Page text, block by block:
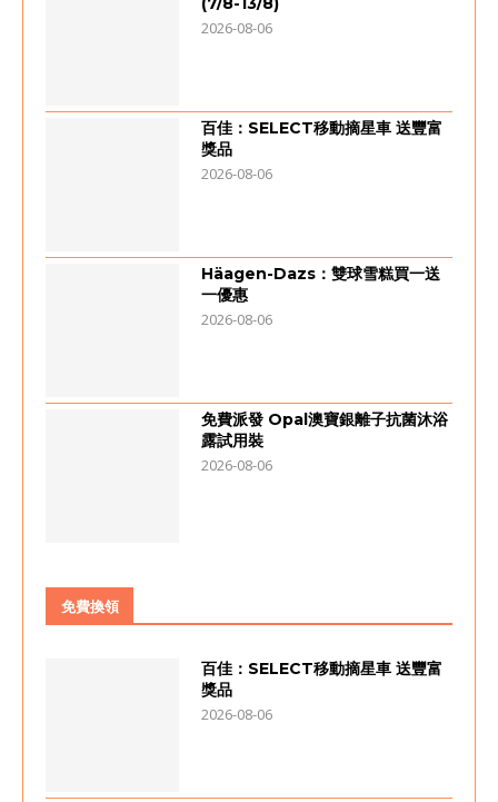
2026-08-06
百佳：SELECT移動摘星車 送豐富
獎品
2026-08-06
Häagen-Dazs：雙球雪糕買一送
一優惠
2026-08-06
免費派發 Opal澳寶銀離子抗菌沐浴
露試用裝
2026-08-06
免費換領
百佳：SELECT移動摘星車 送豐富
獎品
2026-08-06